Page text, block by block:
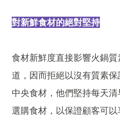
對新鮮食材的絕對堅持
食材新鮮度直接影響火鍋
道，因而拒絕以沒有質素
中央食材，他們堅持每天
選購食材，以保證顧客可